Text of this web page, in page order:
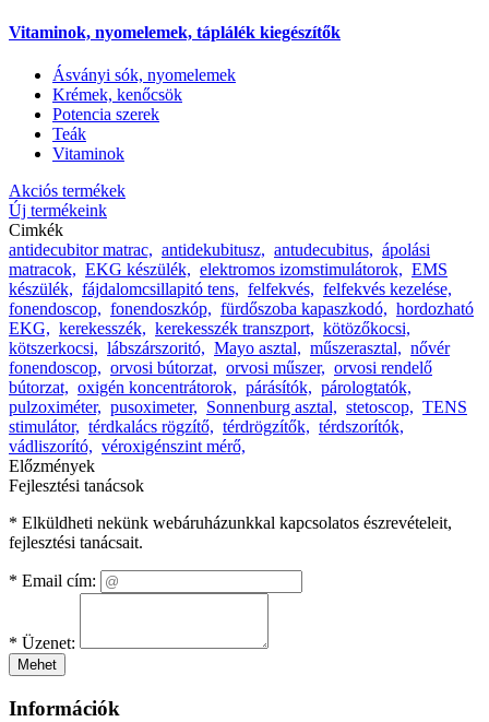
Vitaminok, nyomelemek, táplálék kiegészítők
Ásványi sók, nyomelemek
Krémek, kenőcsök
Potencia szerek
Teák
Vitaminok
Akciós termékek
Új termékeink
Cimkék
antidecubitor matrac, antidekubitusz, antudecubitus, ápolási
matracok, EKG készülék, elektromos izomstimulátorok, EMS
készülék, fájdalomcsillapitó tens, felfekvés, felfekvés kezelése,
fonendoscop, fonendoszkóp, fürdőszoba kapaszkodó, hordozható
EKG, kerekesszék, kerekesszék transzport, kötözőkocsi,
kötszerkocsi, lábszárszoritó, Mayo asztal, műszerasztal, nővér
fonendoscop, orvosi bútorzat, orvosi műszer, orvosi rendelő
bútorzat, oxigén koncentrátorok, párásítók, párologtatók,
pulzoximéter, pusoximeter, Sonnenburg asztal, stetoscop, TENS
stimulátor, térdkalács rögzítő, térdrögzítők, térdszorítók,
vádliszorító, véroxigénszint mérő,
Előzmények
Fejlesztési tanácsok
* Elküldheti nekünk webáruházunkkal kapcsolatos észrevételeit,
fejlesztési tanácsait.
* Email cím:
* Üzenet:
Mehet
Információk